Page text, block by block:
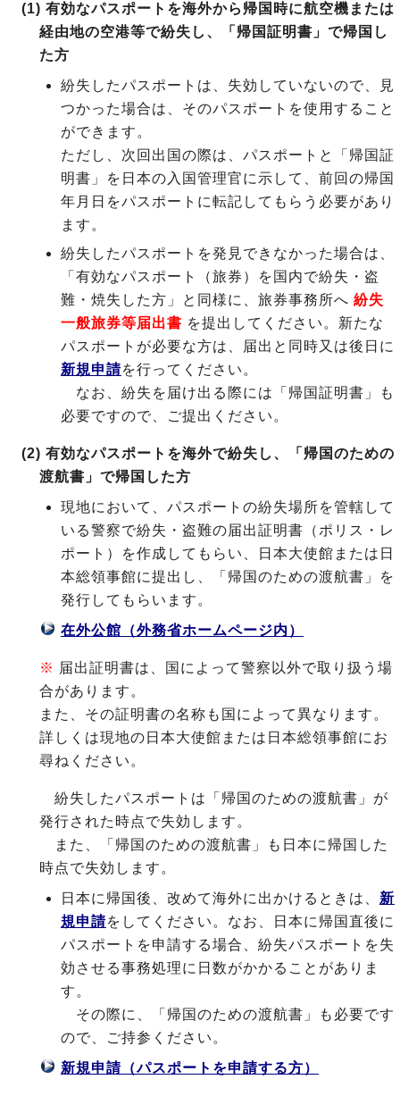
(1) 有効なパスポートを海外から帰国時に航空機または
経由地の空港等で紛失し、「帰国証明書」で帰国し
た方
紛失したパスポートは、失効していないので、見
つかった場合は、そのパスポートを使用すること
ができます。
ただし、次回出国の際は、パスポートと「帰国証
明書」を日本の入国管理官に示して、前回の帰国
年月日をパスポートに転記してもらう必要があり
ます。
紛失したパスポートを発見できなかった場合は、
「有効なパスポート（旅券）を国内で紛失・盗
難・焼失した方」と同様に、旅券事務所へ 紛失
一般旅券等届出書 を提出してください。新たな
パスポートが必要な方は、届出と同時又は後日に
新規申請を行ってください。
なお、紛失を届け出る際には「帰国証明書」も
必要ですので、ご提出ください。
(2) 有効なパスポートを海外で紛失し、「帰国のための
渡航書」で帰国した方
現地において、パスポートの紛失場所を管轄して
いる警察で紛失・盗難の届出証明書（ポリス・レ
ポート）を作成してもらい、日本大使館または日
本総領事館に提出し、「帰国のための渡航書」を
発行してもらいます。
在外公館（外務省ホームページ内）
※ 届出証明書は、国によって警察以外で取り扱う場
合があります。
また、その証明書の名称も国によって異なります。
詳しくは現地の日本大使館または日本総領事館にお
尋ねください。
紛失したパスポートは「帰国のための渡航書」が
発行された時点で失効します。
また、「帰国のための渡航書」も日本に帰国した
時点で失効します。
日本に帰国後、改めて海外に出かけるときは、 新
規申請をしてください。なお、日本に帰国直後に
パスポートを申請する場合、紛失パスポートを失
効させる事務処理に日数がかかることがありま
す。
その際に、「帰国のための渡航書」も必要です
ので、ご持参ください。
新規申請（パスポートを申請する方）